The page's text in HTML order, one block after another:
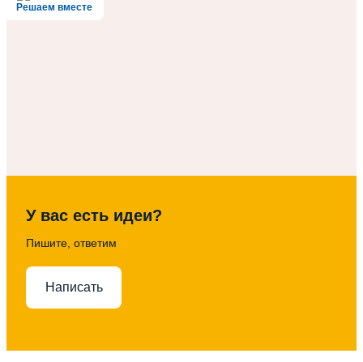
Решаем вместе
У вас есть идеи?
Пишите, ответим
Написать